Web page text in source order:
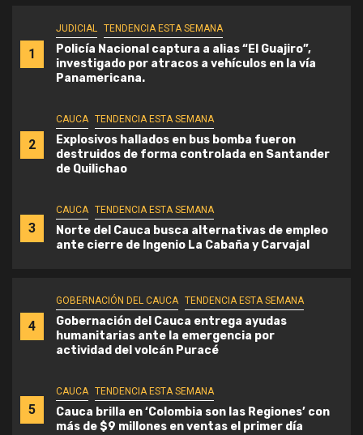
1
JUDICIAL TENDENCIA ESTA SEMANA
Policía Nacional captura a alias “El Guajiro”,
investigado por atracos a vehículos en la vía
Panamericana.
2
CAUCA TENDENCIA ESTA SEMANA
Explosivos hallados en bus bomba fueron
destruidos de forma controlada en Santander
de Quilichao
3
CAUCA TENDENCIA ESTA SEMANA
Norte del Cauca busca alternativas de empleo
ante cierre de Ingenio La Cabaña y Carvajal
4
GOBERNACIÓN DEL CAUCA TENDENCIA ESTA SEMANA
Gobernación del Cauca entrega ayudas
humanitarias ante la emergencia por
actividad del volcán Puracé
5
CAUCA TENDENCIA ESTA SEMANA
Cauca brilla en ‘Colombia son las Regiones’ con
más de $9 millones en ventas el primer día